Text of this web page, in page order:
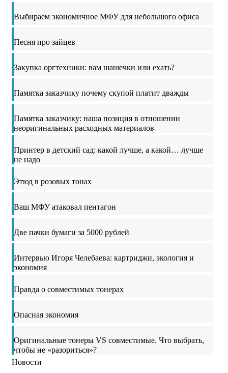
Выбираем экономичное МФУ для небольшого офиса
Песня про зайцев
Закупка оргтехники: вам шашечки или ехать?
Памятка заказчику почему скупой платит дважды
Памятка заказчику: наша позиция в отношении
неоригинальных расходных материалов
Принтер в детский сад: какой лучше, а какой… лучше
не надо
Этюд в розовых тонах
Ваш МФУ атаковал пентагон
Две пачки бумаги за 5000 рублей
Интервью Игоря Челебаева: картриджи, экология и
экономия
Правда о совместимых тонерах
Опасная экономия
Оригинальные тонеры VS совместимые. Что выбрать,
чтобы не «разориться»?
Новости